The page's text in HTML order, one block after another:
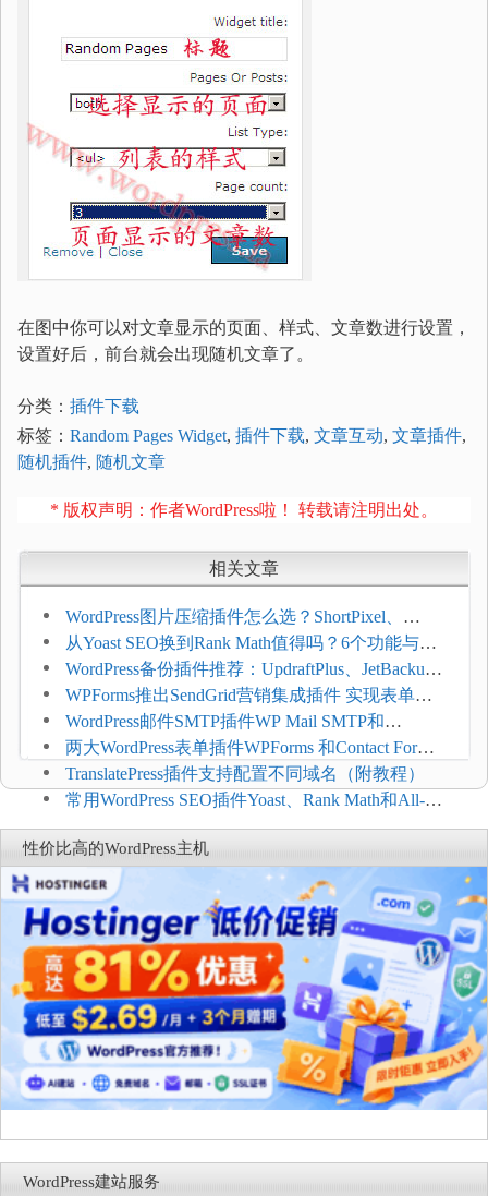
在图中你可以对文章显示的页面、样式、文章数进行设置，
设置好后，前台就会出现随机文章了。
分类： 插件下载
标签： Random Pages Widget, 插件下载, 文章互动, 文章插件,
随机插件, 随机文章
* 版权声明：作者WordPress啦！ 转载请注明出处。
相关文章
WordPress图片压缩插件怎么选？ShortPixel、
Imagify、Smush和EWWW全面对比
从Yoast SEO换到Rank Math值得吗？6个功能与切
换前检查清单
WordPress备份插件推荐：UpdraftPlus、JetBackup
和主机自动备份等方案
WPForms推出SendGrid营销集成插件 实现表单联
系人自动同步
WordPress邮件SMTP插件WP Mail SMTP和
FluentSMT对比评测
两大WordPress表单插件WPForms 和Contact Form 7
哪个好
TranslatePress插件支持配置不同域名（附教程）
常用WordPress SEO插件Yoast、Rank Math和All-in-
One SEO对比分析
性价比高的WordPress主机
WordPress建站服务